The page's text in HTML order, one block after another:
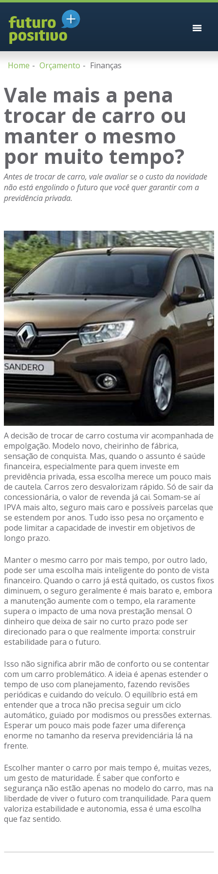
Home Orçamento Finanças
Vale mais a pena
trocar de carro ou
manter o mesmo
por muito tempo?
Antes de trocar de carro, vale avaliar se o custo da novidade
não está engolindo o futuro que você quer garantir com a
previdência privada.
A decisão de trocar de carro costuma vir acompanhada de
empolgação. Modelo novo, cheirinho de fábrica,
sensação de conquista. Mas, quando o assunto é saúde
financeira, especialmente para quem investe em
previdência privada, essa escolha merece um pouco mais
de cautela. Carros zero desvalorizam rápido. Só de sair da
concessionária, o valor de revenda já cai. Somam-se aí
IPVA mais alto, seguro mais caro e possíveis parcelas que
se estendem por anos. Tudo isso pesa no orçamento e
pode limitar a capacidade de investir em objetivos de
longo prazo.
Manter o mesmo carro por mais tempo, por outro lado,
pode ser uma escolha mais inteligente do ponto de vista
financeiro. Quando o carro já está quitado, os custos fixos
diminuem, o seguro geralmente é mais barato e, embora
a manutenção aumente com o tempo, ela raramente
supera o impacto de uma nova prestação mensal. O
dinheiro que deixa de sair no curto prazo pode ser
direcionado para o que realmente importa: construir
estabilidade para o futuro.
Isso não significa abrir mão de conforto ou se contentar
com um carro problemático. A ideia é apenas estender o
tempo de uso com planejamento, fazendo revisões
periódicas e cuidando do veículo. O equilíbrio está em
entender que a troca não precisa seguir um ciclo
automático, guiado por modismos ou pressões externas.
Esperar um pouco mais pode fazer uma diferença
enorme no tamanho da reserva previdenciária lá na
frente.
Escolher manter o carro por mais tempo é, muitas vezes,
um gesto de maturidade. É saber que conforto e
segurança não estão apenas no modelo do carro, mas na
liberdade de viver o futuro com tranquilidade. Para quem
valoriza estabilidade e autonomia, essa é uma escolha
que faz sentido.